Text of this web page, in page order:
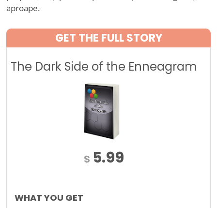
aproape.
GET THE FULL STORY
The Dark Side of the Enneagram
$ 5.99
WHAT YOU GET